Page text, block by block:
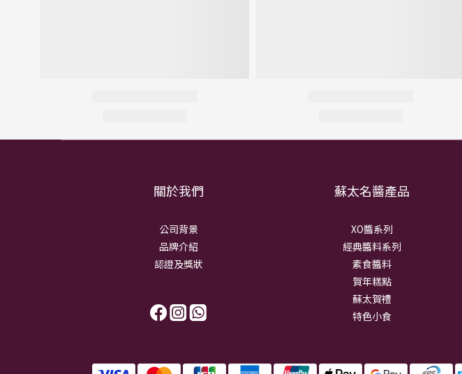
關於我們
公司背景
品牌介紹
認證及獎狀
蘇太名醬產品
XO醬系列
經典醬料系列
素食醬料
賀年糕點
蘇太賀禮
特色小食